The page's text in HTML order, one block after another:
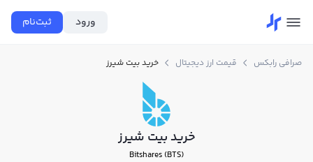
ورود ثبت‌نام
صرافی رابکس قیمت ارز دیجیتال خرید بیت شیرز
خرید بیت شیرز
Bitshares (BTS)